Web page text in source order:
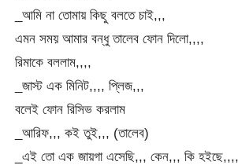
_আমি না তোমায় কিছু বলতে চাই,,,
এমন সময় আমার বন্ধু তালেব ফোন দিলো,,,,
রিমাকে বললাম,,,,
_জাস্ট এক মিনিট,,,, প্লিজ,,,
বলেই ফোন রিসিভ করলাম
_আরিফ,,, কই তুই,,, (তালেব)
_এই তো এক জায়গা এসেছি,,, কেন,,, কি